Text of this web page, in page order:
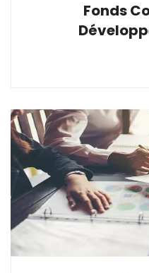
Fonds